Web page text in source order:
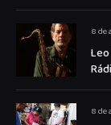
8 de
8 de